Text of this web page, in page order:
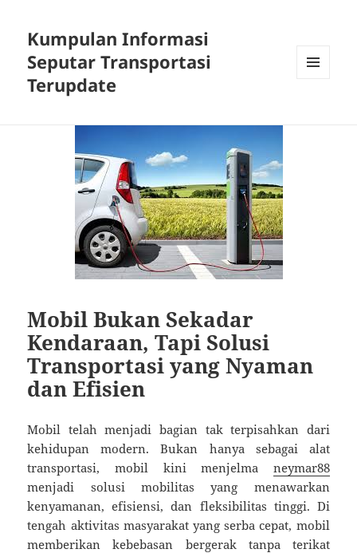
Kumpulan Informasi
Seputar Transportasi
Terupdate
Mobil Bukan Sekadar
Kendaraan, Tapi Solusi
Transportasi yang Nyaman
dan Efisien
Mobil telah menjadi bagian tak terpisahkan dari
kehidupan modern. Bukan hanya sebagai alat
transportasi, mobil kini menjelma neymar88
menjadi solusi mobilitas yang menawarkan
kenyamanan, efisiensi, dan fleksibilitas tinggi. Di
tengah aktivitas masyarakat yang serba cepat, mobil
memberikan kebebasan bergerak tanpa terikat